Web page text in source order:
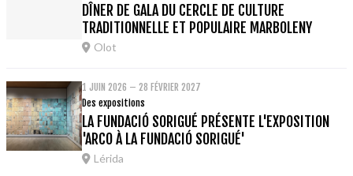
DÎNER DE GALA DU CERCLE DE CULTURE
TRADITIONNELLE ET POPULAIRE MARBOLENY
Olot
1 JUIN 2026 – 28 FÉVRIER 2027
Des expositions
LA FUNDACIÓ SORIGUÉ PRÉSENTE L'EXPOSITION
'ARCO À LA FUNDACIÓ SORIGUÉ'
Lérida